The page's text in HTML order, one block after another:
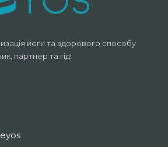
йоги та здорового способу
партнер та гід!